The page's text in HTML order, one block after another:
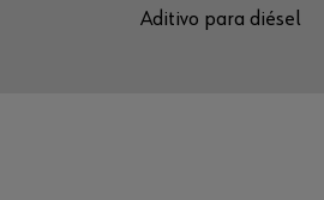
Aditivo para diésel